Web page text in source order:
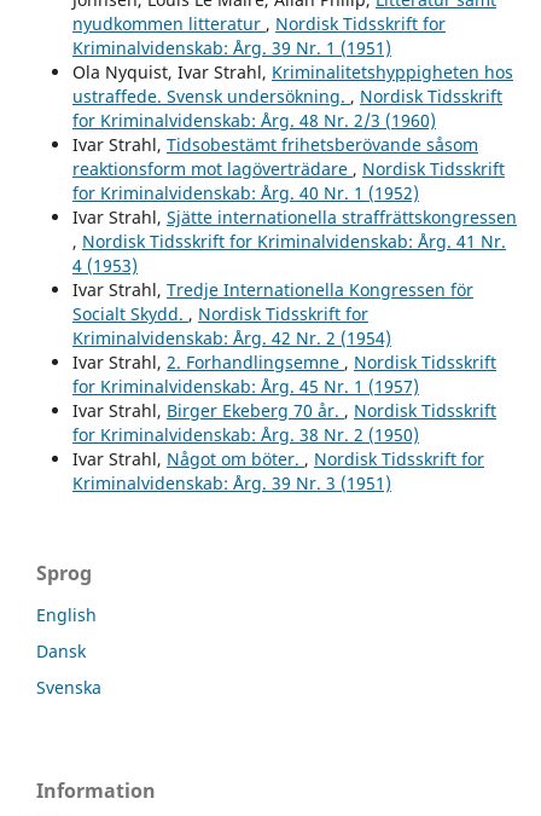
nyudkommen litteratur , Nordisk Tidsskrift for
Kriminalvidenskab: Årg. 39 Nr. 1 (1951)
Ola Nyquist, Ivar Strahl, Kriminalitetshyppigheten hos
ustraffede. Svensk undersökning. , Nordisk Tidsskrift
for Kriminalvidenskab: Årg. 48 Nr. 2/3 (1960)
Ivar Strahl, Tidsobestämt frihetsberövande såsom
reaktionsform mot lagöverträdare , Nordisk Tidsskrift
for Kriminalvidenskab: Årg. 40 Nr. 1 (1952)
Ivar Strahl, Sjätte internationella straffrättskongressen
, Nordisk Tidsskrift for Kriminalvidenskab: Årg. 41 Nr.
4 (1953)
Ivar Strahl, Tredje Internationella Kongressen för
Socialt Skydd. , Nordisk Tidsskrift for
Kriminalvidenskab: Årg. 42 Nr. 2 (1954)
Ivar Strahl, 2. Forhandlingsemne , Nordisk Tidsskrift
for Kriminalvidenskab: Årg. 45 Nr. 1 (1957)
Ivar Strahl, Birger Ekeberg 70 år. , Nordisk Tidsskrift
for Kriminalvidenskab: Årg. 38 Nr. 2 (1950)
Ivar Strahl, Något om böter. , Nordisk Tidsskrift for
Kriminalvidenskab: Årg. 39 Nr. 3 (1951)
Sprog
English
Dansk
Svenska
Information